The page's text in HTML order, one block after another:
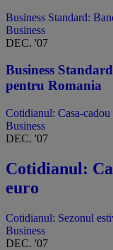
Business Standard:
Business
DEC. '07
Business
pentru Romania
Cotidianul: Casa-
Business
DEC. '07
Cotidianul:
euro
Cotidianul: Sezonul
Business
DEC. '07